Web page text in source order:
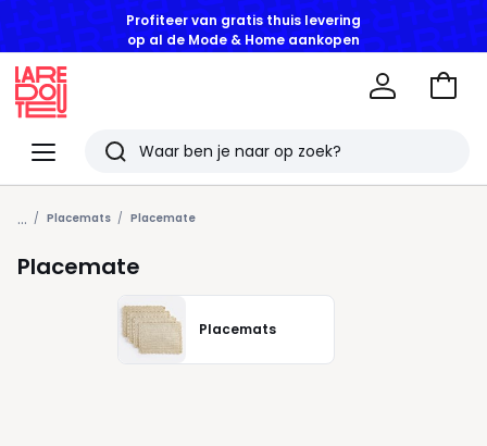
Profiteer van gratis thuis levering
op al de Mode & Home aankopen
Menu
Redoute
Zoeken
Laatst
bekeken
artikelen
Naar
... Placemats Placemate
Placemate
Placemats